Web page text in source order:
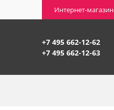
Интернет-магазин
+7 495 662-12-62
+7 495 662-12-63